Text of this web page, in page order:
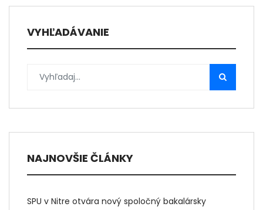
VYHĽADÁVANIE
NAJNOVŠIE ČLÁNKY
SPU v Nitre otvára nový spoločný bakalársky